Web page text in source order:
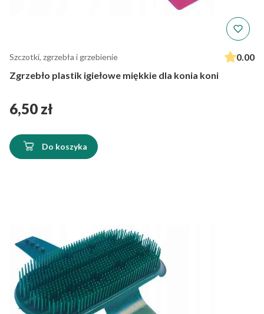
Szczotki, zgrzebła i grzebienie
0.00
Zgrzebło plastik igiełowe miękkie dla konia koni
Cena
6,50 zł
Do koszyka